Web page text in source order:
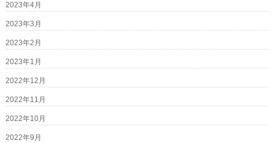
2023年4月
2023年3月
2023年2月
2023年1月
2022年12月
2022年11月
2022年10月
2022年9月